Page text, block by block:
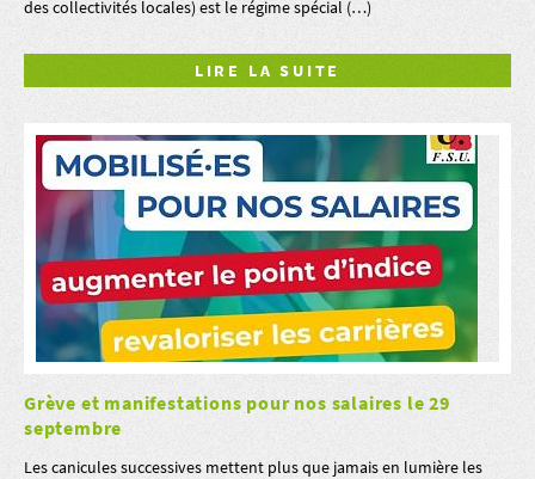
des collectivités locales) est le régime spécial (…)
LIRE LA SUITE
Grève et manifestations pour nos salaires le 29
septembre
Les canicules successives mettent plus que jamais en lumière les